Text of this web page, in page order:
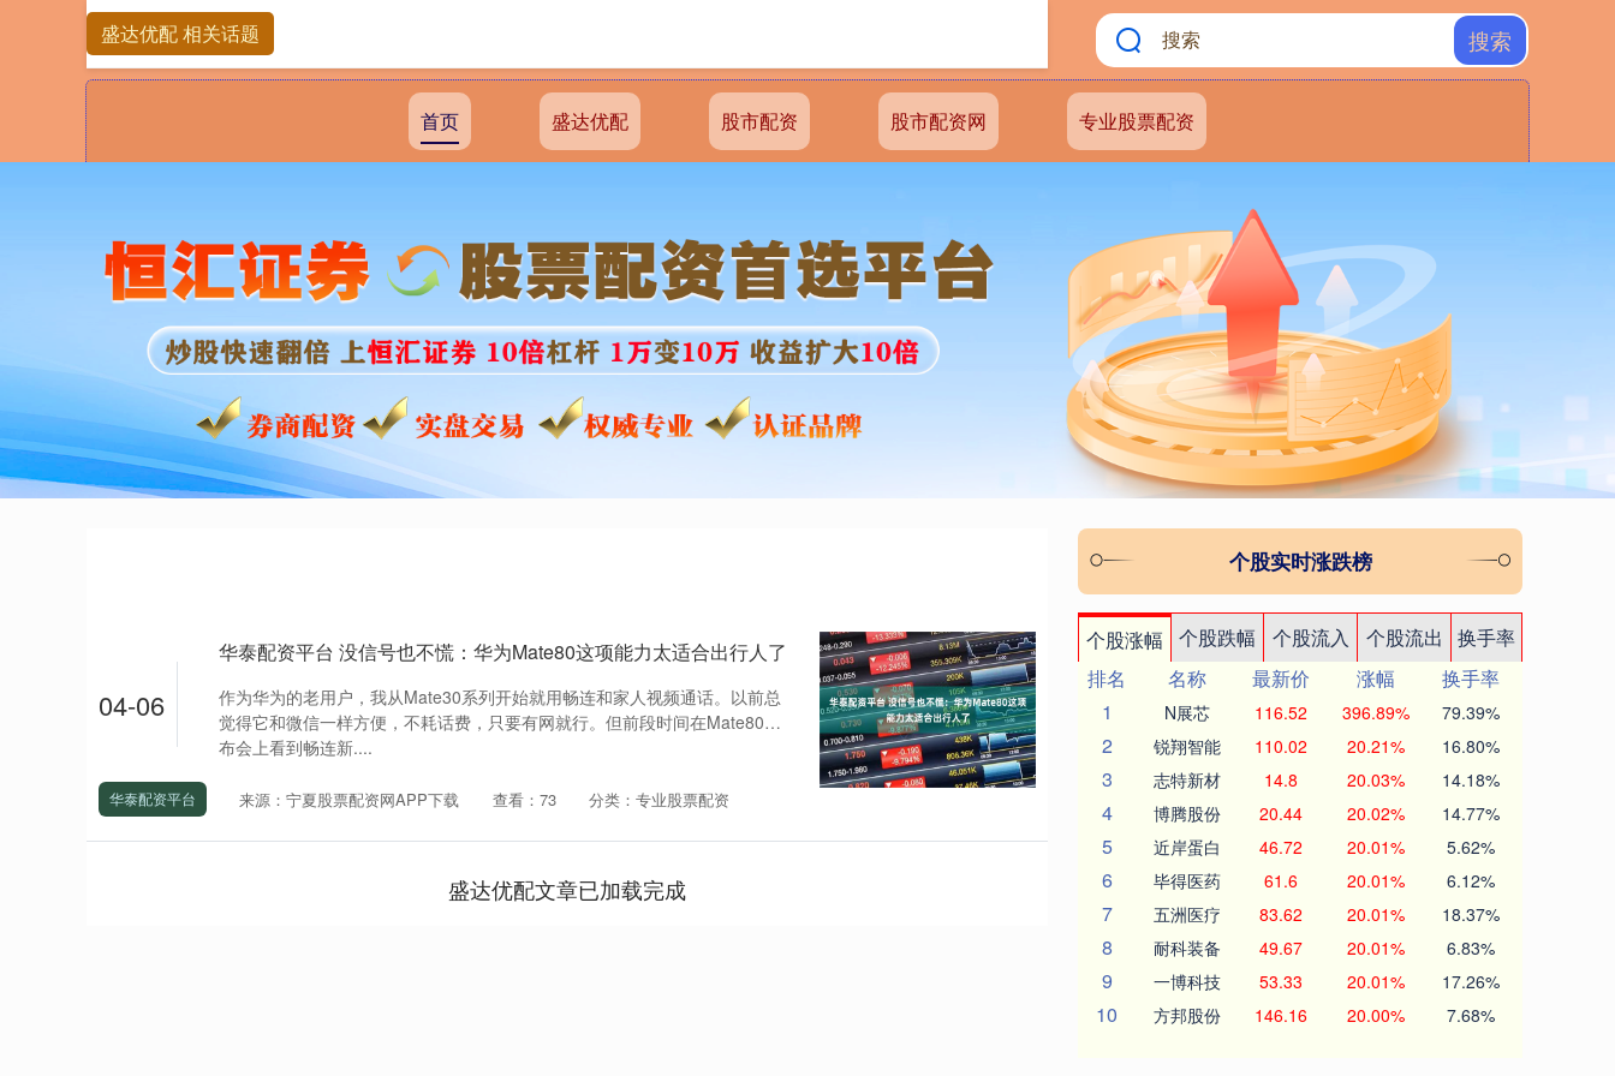
搜索
首页 盛达优配 股市配资 股市配资网 专业股票配资
盛达优配 相关话题
04-06
华泰配资平台 没信号也不慌：华为Mate80这项能力太适合出行人了
作为华为的老用户，我从Mate30系列开始就用畅连和家人视频通话。以前总
觉得它和微信一样方便，不耗话费，只要有网就行。但前段时间在Mate80发
布会上看到畅连新....
华泰配资平台 来源：宁夏股票配资网APP下载 查看：73 分类：专业股票配资
盛达优配文章已加载完成
个股实时涨跌榜
个股涨幅 个股跌幅 个股流入 个股流出
换手率
排名
名称 最新价 涨幅
换手率
1
N展芯 116.52 396.89% 79.39%
2 锐翔智能 110.02 20.21% 16.80%
3 志特新材 14.8 20.03% 14.18%
4 博腾股份 20.44 20.02% 14.77%
5 近岸蛋白 46.72 20.01% 5.62%
6 毕得医药 61.6 20.01% 6.12%
7 五洲医疗 83.62 20.01% 18.37%
8 耐科装备 49.67 20.01% 6.83%
9 一博科技 53.33 20.01% 17.26%
10 方邦股份 146.16 20.00% 7.68%